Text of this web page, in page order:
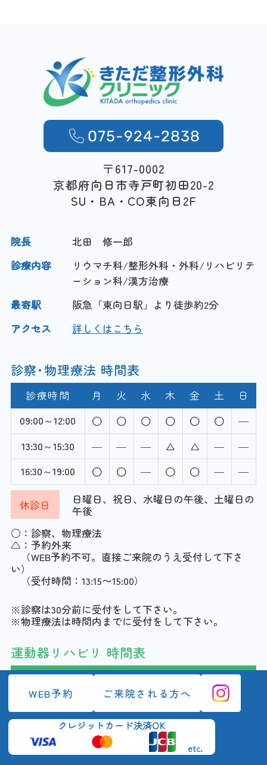
075-924-2838
〒617-0002
京都府向日市寺戸町初田20-2
SU・BA・CO東向日2F
院長
北田 修一郎
診療内容
リウマチ科/整形外科・外科/リハビリテ
ーション科/漢方治療
最寄駅
阪急「東向日駅」より徒歩約2分
アクセス
詳しくはこちら
診察･物理療法 時間表
診療時間 月 火 水 木 金 土
日
09:00～12:00
―
13:30～15:30
― ― ― ―
―
16:30～19:00
― ― ―
休診日
日曜日、祝日、水曜日の午後、土曜日の
午後
○：診察、物理療法
△： 予約外来
（WEB予約不可。直接ご来院のうえ受付して下さ
い）
（受付時間：13:15〜15:00）
※診察は30分前に受付をして下さい。
※物理療法は時間内までに受付をして下さい。
運動器リハビリ 時間表
診療時間 月 火 水 木 金 土
日
09:00～12:00
14:00～15:00
― ―
16:20～18:40
― ―
WEB予約 ご来院される方へ
クレジットカード決済OK
etc.